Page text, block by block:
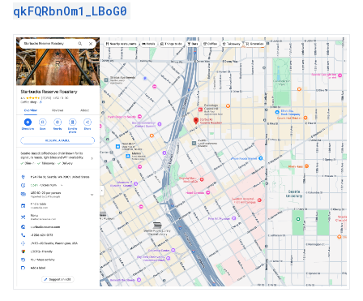
qkFQRbnOm1_LBoG0